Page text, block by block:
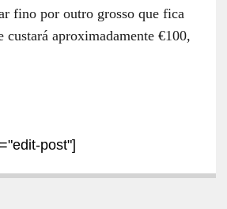
fino por outro grosso que fica
aproximadamente €100,
post"]